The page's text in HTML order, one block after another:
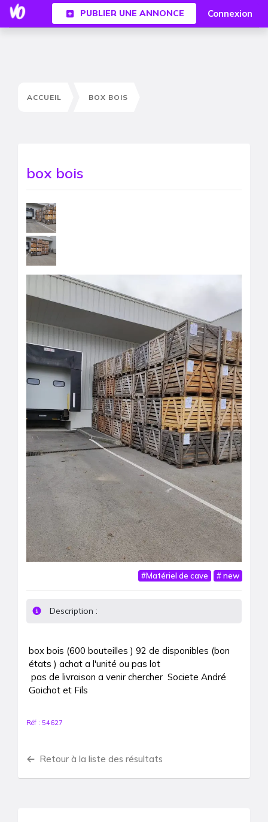
PUBLIER UNE ANNONCE Connexion
ACCUEIL BOX BOIS
box bois
#Matériel de cave #new
Description :
box bois (600 bouteilles ) 92 de disponibles (bon
états ) achat a l'unité ou pas lot
Goichot et Fils
Réf : 54627
Retour à la liste des résultats